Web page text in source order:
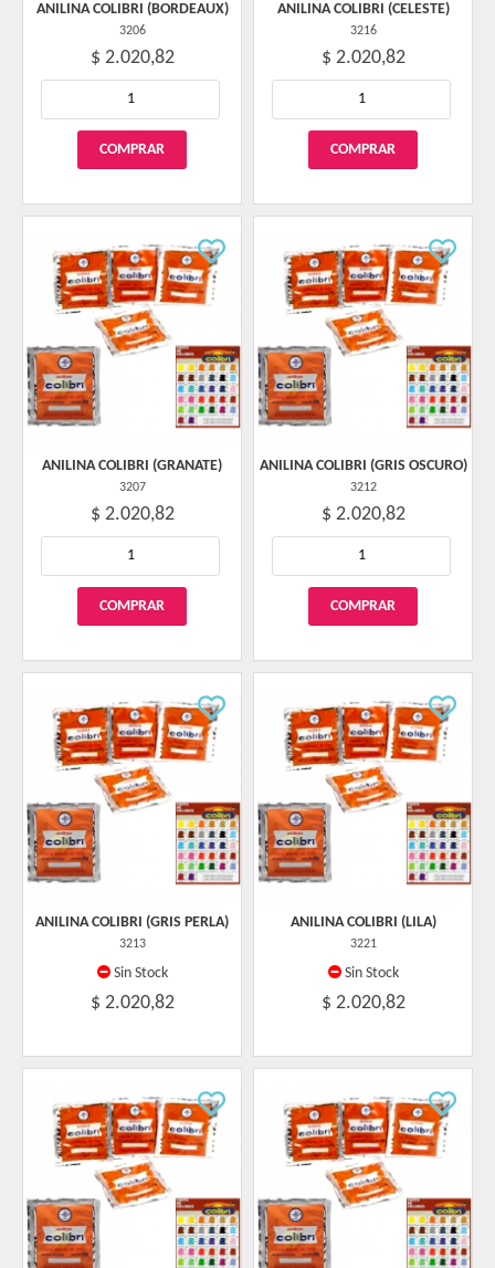
ANILINA COLIBRI (BORDEAUX)
3206
$ 2.020,82
ANILINA COLIBRI (CELESTE)
3216
$ 2.020,82
ANILINA COLIBRI (GRANATE)
3207
$ 2.020,82
ANILINA COLIBRI (GRIS OSCURO)
3212
$ 2.020,82
ANILINA COLIBRI (GRIS PERLA)
3213
Sin Stock
$ 2.020,82
ANILINA COLIBRI (LILA)
3221
Sin Stock
$ 2.020,82